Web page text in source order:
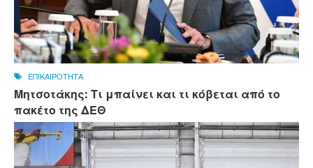
ΕΠΙΚΑΙΡΟΤΗΤΑ
Μητσοτάκης: Τι μπαίνει και τι κόβεται από το
πακέτο της ΔΕΘ